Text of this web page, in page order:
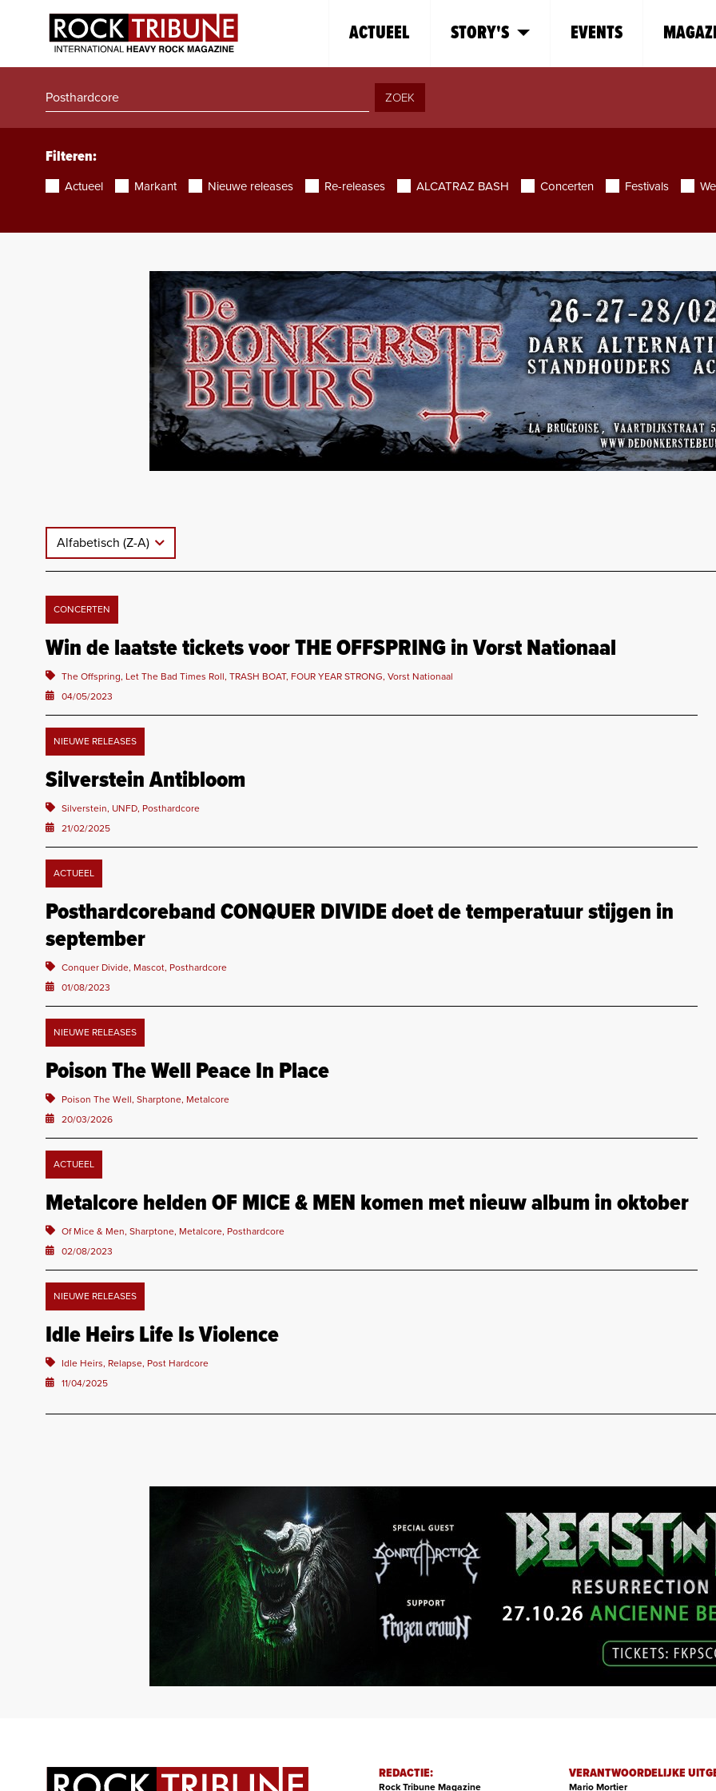
ACTUEEL STORY'S EVENTS
ZOEK
Filteren:
Actueel Markant Nieuwe releases Re-releases ALCATRAZ BASH Concerten Festivals
Alfabetisch (Z-A)
CONCERTEN
Win de laatste tickets voor THE OFFSPRING in Vorst Nationaal
The Offspring, Let The Bad Times Roll, TRASH BOAT, FOUR YEAR STRONG, Vorst Nationaal
04/05/2023
NIEUWE RELEASES
Silverstein Antibloom
Silverstein, UNFD, Posthardcore
21/02/2025
ACTUEEL
Posthardcoreband CONQUER DIVIDE doet de temperatuur stijgen in
september
Conquer Divide, Mascot, Posthardcore
01/08/2023
NIEUWE RELEASES
Poison The Well Peace In Place
Poison The Well, Sharptone, Metalcore
20/03/2026
ACTUEEL
Metalcore helden OF MICE & MEN komen met nieuw album in oktober
Of Mice & Men, Sharptone, Metalcore, Posthardcore
02/08/2023
NIEUWE RELEASES
Idle Heirs Life Is Violence
Idle Heirs, Relapse, Post Hardcore
11/04/2025
REDACTIE:
Rock Tribune Magazine
VERANTWOORDELIJKE
Mario Mortier